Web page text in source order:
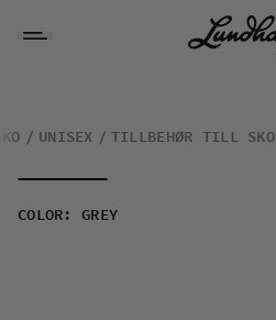
UNISEX TILLBEHØR TILL SKO
COLOR : GREY